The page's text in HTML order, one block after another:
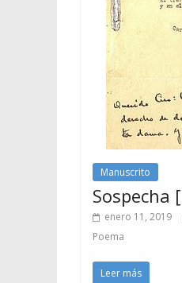
Manuscrito
Sospecha
enero 11, 2019
Poema
Leer más